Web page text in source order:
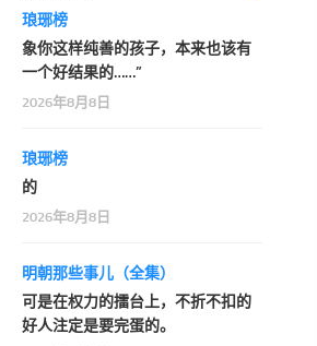
琅琊榜
象你这样纯善的孩子，本来也该有
一个好结果的……”
2026年8月8日
琅琊榜
的
2026年8月8日
明朝那些事儿（全集）
可是在权力的擂台上，不折不扣的
好人注定是要完蛋的。